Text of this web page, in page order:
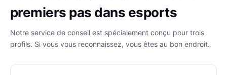
premiers pas dans esports
Notre service de conseil est spécialement conçu pour trois
profils. Si vous vous reconnaissez, vous êtes au bon endroit.